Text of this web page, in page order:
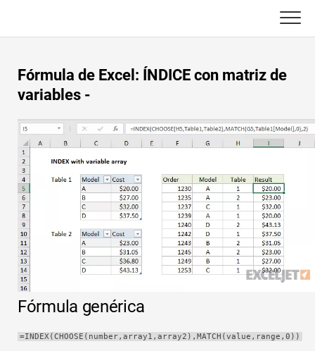
content
Funciones de Excel
Gráfico
Fórmula
Atajos de teclado
Noticias
Tabla dinámica
C ++
DSA
Java
JavaScript
Kotlin
Pitón
Rápido
Fórmula de Excel: ÍNDICE con matriz de
variables -
Fórmula genérica
=INDEX(CHOOSE(number,array1,array2),MATCH(value,range,0))